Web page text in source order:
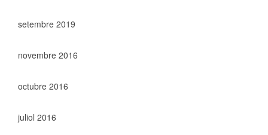
setembre 2019
novembre 2016
octubre 2016
juliol 2016